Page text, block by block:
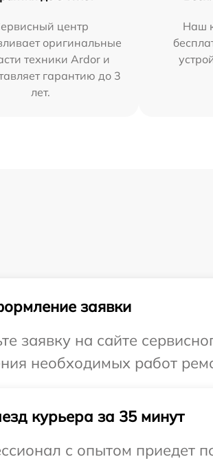
центр
оригинальные
техники Ardor и
гарантию до 3
лет.
Наш
заявки
заявку на сайте
необходимых работ
курьера за 35 минут
с опытом приедет